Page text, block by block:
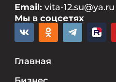
Email: vita-12.su@ya.ru
Мы в соцсетях
Главная